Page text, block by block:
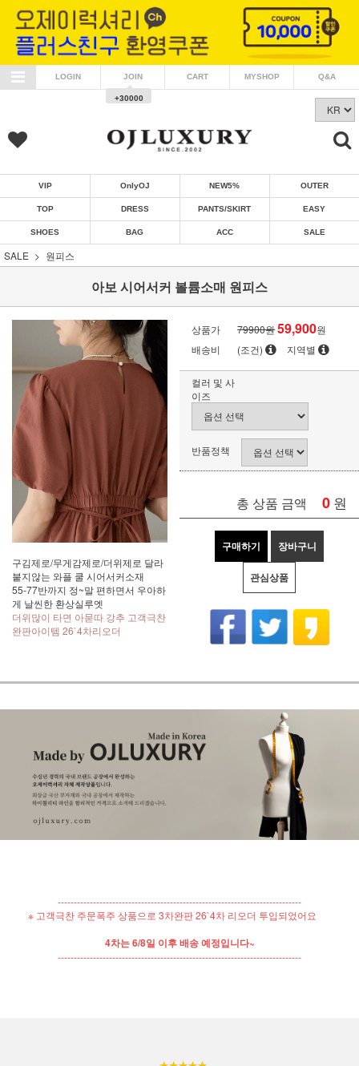
LOGIN JOIN
+30000
CART MYSHOP Q&A
VIP OnlyOJ NEW5% OUTER
TOP DRESS PANTS/SKIRT EASY
SHOES BAG ACC SALE
SALE 원피스
아보 시어서커 볼륨소매 원피스
구김제로/무게감제로/더위제로 달라
붙지않는 와플 쿨 시어서커소재
55-77반까지 정~말 편하면서 우아하
게 날씬한 환상실루엣
더위많이 타면 아묻따 강추 고객극찬
완판아이템 26`4차리오더
상품가 79900원59,900원
배송비
(조건) 지역별
컬러 및 사
이즈
반품정책
총 상품 금액 0 원
구매하기 장바구니
관심상품
----------------------------------------------------------------------------
※ 고객극찬 주문폭주 상품으로 3차완판 26`4차 리오더 투입되었어요
4차는 6/8일 이후 배송 예정입니다~
----------------------------------------------------------------------------